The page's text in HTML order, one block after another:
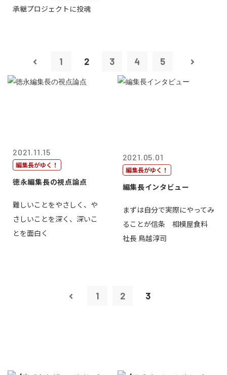
承継プロジェクトに投魂
1 2 3 4 5
2021.11.15
編集長がゆく！
徳永編集長の視点論点
難しいことをやさしく、や
さしいことを深く、深いこ
とを面白く
2021.05.01
編集長がゆく！
編集長インタビュー
まずは自分で実際にやってみ
ることが信条 相模屋食料
社長 鳥越淳司
1 2 3